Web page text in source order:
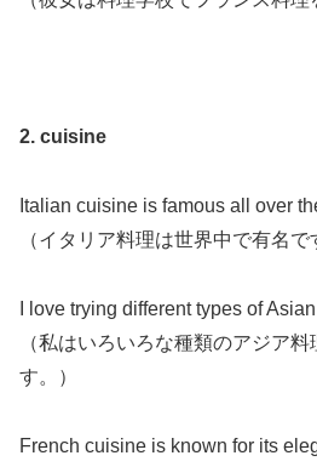
2. cuisine
Italian cuisine is famous all over
（イタリア料理は世界中で有名で
I love trying different types of
（私はいろいろな種類のアジア
す。）
French cuisine is known for its